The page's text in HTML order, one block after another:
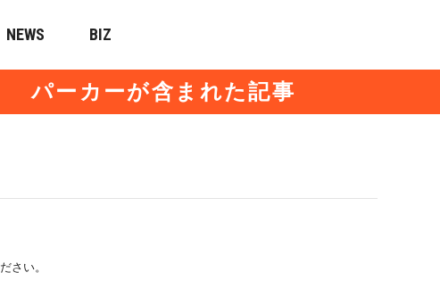
NEWS BIZ
パーカーが含まれた記事
さい。